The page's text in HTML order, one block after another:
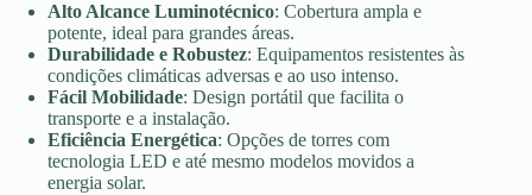
Alto Alcance Luminotécnico: Cobertura ampla e
potente, ideal para grandes áreas.
Durabilidade e Robustez: Equipamentos resistentes às
condições climáticas adversas e ao uso intenso.
Fácil Mobilidade: Design portátil que facilita o
transporte e a instalação.
Eficiência Energética: Opções de torres com
tecnologia LED e até mesmo modelos movidos a
energia solar.